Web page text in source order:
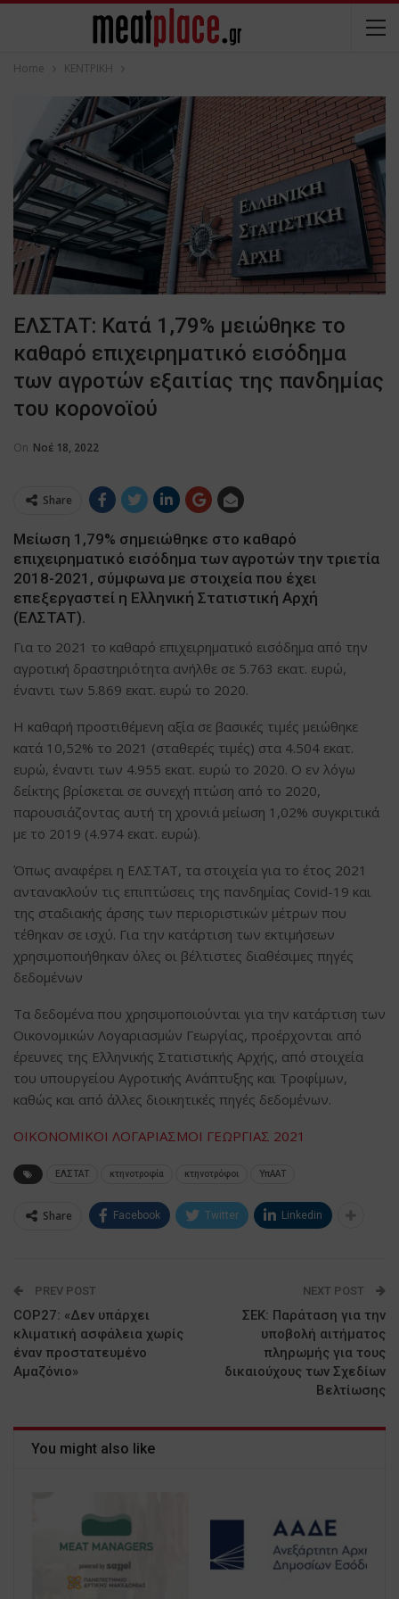
Home ΚΕΝΤΡΙΚΗ
ΕΛΣΤΑΤ: Κατά 1,79% μειώθηκε το
καθαρό επιχειρηματικό εισόδημα
των αγροτών εξαιτίας της πανδημίας
του κορονοϊού
On Νοέ 18, 2022
Share
Μείωση 1,79% σημειώθηκε στο καθαρό
επιχειρηματικό εισόδημα των αγροτών την τριετία
2018-2021, σύμφωνα με στοιχεία που έχει
επεξεργαστεί η Ελληνική Στατιστική Αρχή
(ΕΛΣΤΑΤ).
Για το 2021 το καθαρό επιχειρηματικό εισόδημα από την
αγροτική δραστηριότητα ανήλθε σε 5.763 εκατ. ευρώ,
έναντι των 5.869 εκατ. ευρώ το 2020.
Η καθαρή προστιθέμενη αξία σε βασικές τιμές μειώθηκε
κατά 10,52% το 2021 (σταθερές τιμές) στα 4.504 εκατ.
ευρώ, έναντι των 4.955 εκατ. ευρώ το 2020. Ο εν λόγω
δείκτης βρίσκεται σε συνεχή πτώση από το 2020,
παρουσιάζοντας αυτή τη χρονιά μείωση 1,02% συγκριτικά
με το 2019 (4.974 εκατ. ευρώ).
Όπως αναφέρει η ΕΛΣΤΑΤ, τα στοιχεία για το έτος 2021
αντανακλούν τις επιπτώσεις της πανδημίας Covid-19 και
της σταδιακής άρσης των περιοριστικών μέτρων που
τέθηκαν σε ισχύ. Για την κατάρτιση των εκτιμήσεων
χρησιμοποιήθηκαν όλες οι βέλτιστες διαθέσιμες πηγές
δεδομένων
Τα δεδομένα που χρησιμοποιούνται για την κατάρτιση των
Οικονομικών Λογαριασμών Γεωργίας, προέρχονται από
έρευνες της Ελληνικής Στατιστικής Αρχής, από στοιχεία
του υπουργείου Αγροτικής Ανάπτυξης και Τροφίμων,
καθώς και από άλλες διοικητικές πηγές δεδομένων.
ΟΙΚΟΝΟΜΙΚΟΙ ΛΟΓΑΡΙΑΣΜΟΙ ΓΕΩΡΓΙΑΣ 2021
ΕΛΣΤΑΤ κτηνοτροφία κτηνοτρόφοι ΥπΑΑΤ
Share Facebook Twitter Linkedin
PREV POST
COP27: «Δεν υπάρχει
κλιματική ασφάλεια χωρίς
έναν προστατευμένο
Αμαζόνιο»
NEXT POST
ΣΕΚ: Παράταση για την
υποβολή αιτήματος
πληρωμής για τους
δικαιούχους των Σχεδίων
Βελτίωσης
You might also like